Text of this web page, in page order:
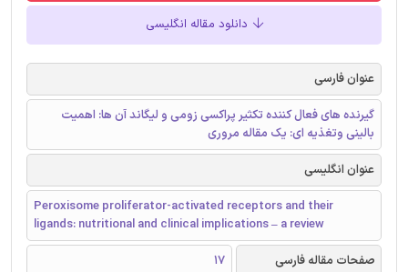
دانلود مقاله انگلیسی
عنوان فارسی
گیرنده های فعال کننده تکثیر پراکسی زومی و لیگاند آن ها: اهمیت
بالینی وتغذیه ای: یک مقاله مروری
عنوان انگلیسی
Peroxisome proliferator-activated receptors and their
ligands: nutritional and clinical implications – a review
صفحات مقاله فارسی
17